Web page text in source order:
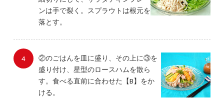
ンは手で裂く。スプラウトは根元を
落とす。
②のごはんを皿に盛り、その上に③を
盛り付け、星型のロースハムを散ら
す。食べる直前に合わせた【B】をか
ける。